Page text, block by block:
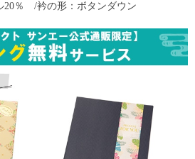
％ /衿の形：ボタンダウン